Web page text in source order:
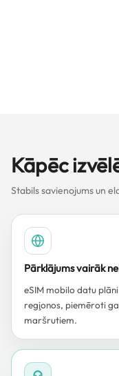
Kāpēc
Stabils savienojums un
Pārklājums vairāk
eSIM mobilo datu
reģionos, piemēroti
maršrutiem.